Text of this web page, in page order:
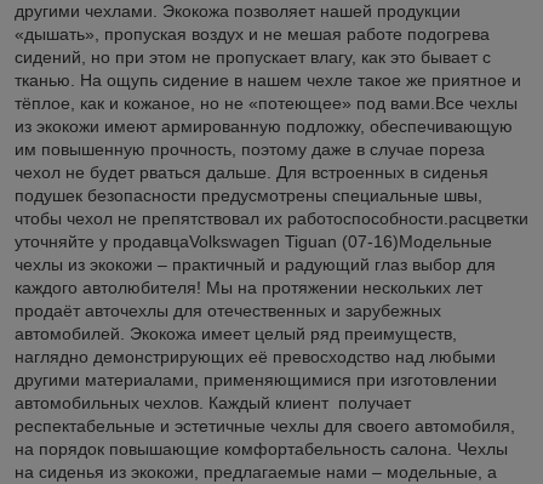
другими чехлами. Экокожа позволяет нашей продукции
«дышать», пропуская воздух и не мешая работе подогрева
сидений, но при этом не пропускает влагу, как это бывает с
тканью. На ощупь сидение в нашем чехле такое же приятное и
тёплое, как и кожаное, но не «потеющее» под вами.Все чехлы
из экокожи имеют армированную подложку, обеспечивающую
им повышенную прочность, поэтому даже в случае пореза
чехол не будет рваться дальше. Для встроенных в сиденья
подушек безопасности предусмотрены специальные швы,
чтобы чехол не препятствовал их работоспособности.расцветки
уточняйте у продавцаVolkswagen Tiguan (07-16)Модельные
чехлы из экокожи – практичный и радующий глаз выбор для
каждого автолюбителя! Мы на протяжении нескольких лет
продаёт авточехлы для отечественных и зарубежных
автомобилей. Экокожа имеет целый ряд преимуществ,
наглядно демонстрирующих её превосходство над любыми
другими материалами, применяющимися при изготовлении
автомобильных чехлов. Каждый клиент получает
респектабельные и эстетичные чехлы для своего автомобиля,
на порядок повышающие комфортабельность салона. Чехлы
на сиденья из экокожи, предлагаемые нами – модельные, а